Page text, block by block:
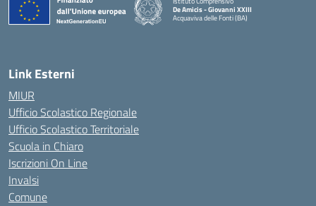
De Amicis - Giovanni XXIII
Acquaviva delle Fonti (BA)
— Visita la pagina iniziale della scuola
Link Esterni
MIUR
Ufficio Scolastico Regionale
Ufficio Scolastico Territoriale
Scuola in Chiaro
Iscrizioni On Line
Invalsi
Comune